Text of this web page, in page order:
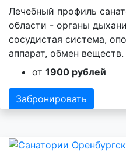
Лечебный профиль
области - органы
сосудистая система,
аппарат, обмен веществ.
от 1900 рублей
Забронировать